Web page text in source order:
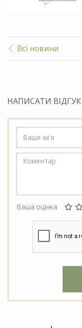
Всі новини
НАПИСАТИ ВІДГУК
Ваша оцінка